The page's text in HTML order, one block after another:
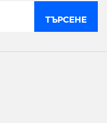
ТЪРСЕНЕ